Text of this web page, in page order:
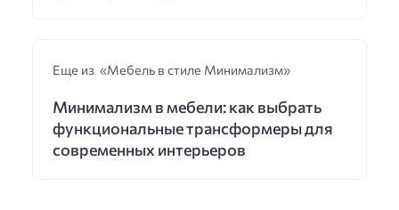
Еще из «Мебель в стиле Минимализм»
Минимализм в мебели: как выбрать
функциональные трансформеры для
современных интерьеров